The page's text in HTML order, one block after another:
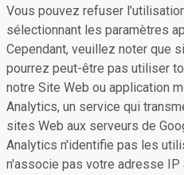
Vous pouvez refuser
sélectionnant les paramètres
Cependant, veuillez noter que
pourrez peut-être pas utiliser
notre Site Web ou application
Analytics, un service qui
sites Web aux serveurs de
Analytics n'identifie pas les
n'associe pas votre adresse IP